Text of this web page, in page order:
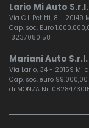
Lario Mi Auto S.r.l.
Via C.I. Petitti, 8 - 20149
Cap. soc. Euro
13237080158
Mariani Auto S.r.l.
Via Lario, 34 - 20159
Cap. soc. euro
di MONZA Nr.